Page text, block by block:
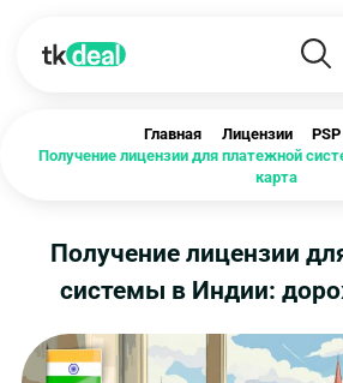
Главная Лицензии
Получение лицензии для платежной
карта
Получение лицензии
системы в Индии: